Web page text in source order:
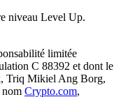
niveau Level Up.
limitée
C 88392 et dont le
Triq Mikiel Ang Borg,
nom Crypto.com,